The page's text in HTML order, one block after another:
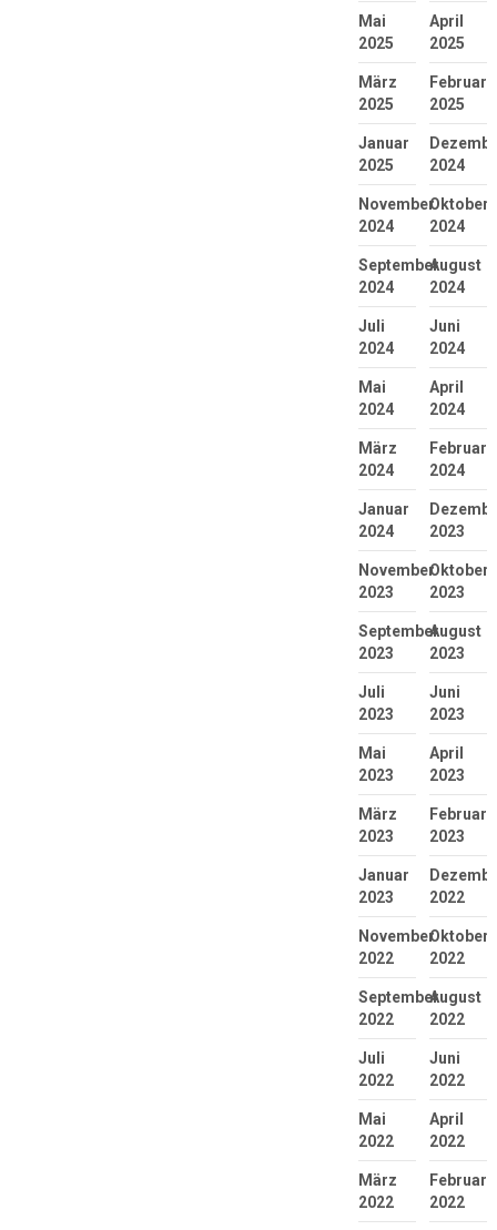
Mai
2025
April
2025
März
2025
Februar
2025
Januar
2025
2024
November
2024
Oktober
2024
September
2024
August
2024
Juli
2024
Juni
2024
Mai
2024
April
2024
März
2024
Februar
2024
Januar
2024
2023
November
2023
Oktober
2023
September
2023
August
2023
Juli
2023
Juni
2023
Mai
2023
April
2023
März
2023
Februar
2023
Januar
2023
2022
November
2022
Oktober
2022
September
2022
August
2022
Juli
2022
Juni
2022
Mai
2022
April
2022
März
2022
Februar
2022